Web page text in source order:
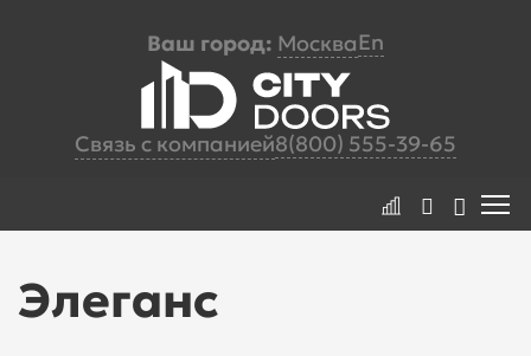
Ваш город: МоскваEn
Связь с компанией8(800) 555-39-65
Элеганс